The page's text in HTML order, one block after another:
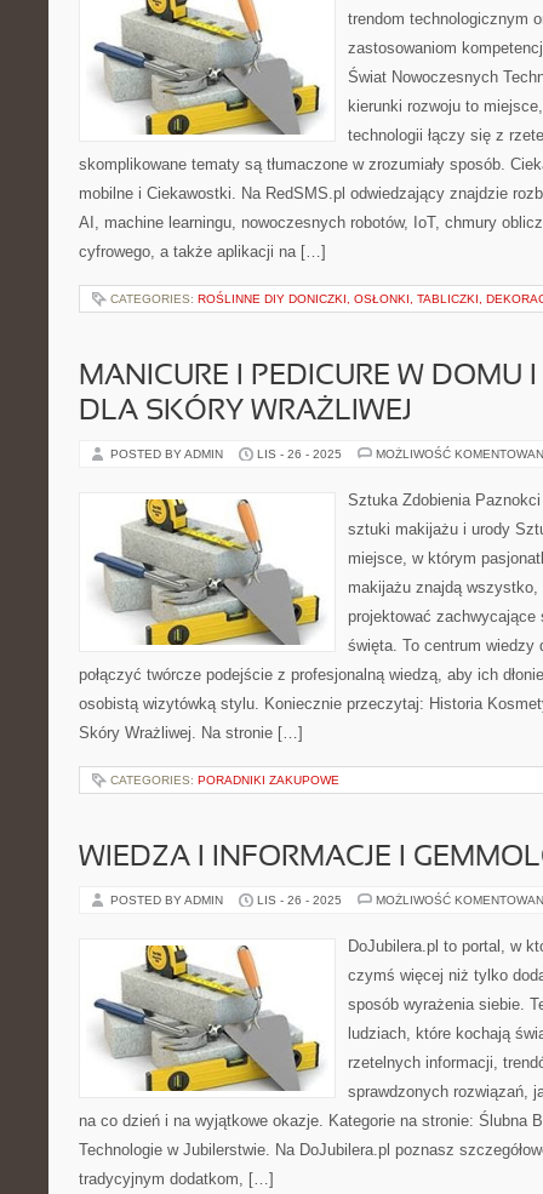
trendom technologicznym
zastosowaniom
Świat Nowoczesnych
kierunki rozwoju to
technologii łączy się z
skomplikowane tematy są tłumaczone w zrozumiały sposób.
mobilne i Ciekawostki. Na RedSMS.pl odwiedzający znajdzie
AI, machine learningu, nowoczesnych robotów, IoT, chmury
cyfrowego, a także aplikacji na […]
CATEGORIES: ROŚLINNE DIY DONICZKI, OSŁONKI, TABLICZKI,
MANICURE I PEDICURE W DOMU
DLA SKÓRY WRAŻLIWEJ
POSTED BY ADMIN LIS - 26 - 2025 MOŻLIWOŚĆ
Sztuka Zdobienia
sztuki makijażu i urody
miejsce, w którym
makijażu znajdą
projektować
święta. To centrum wiedzy
połączyć twórcze podejście z profesjonalną wiedzą, aby ich
osobistą wizytówką stylu. Koniecznie przeczytaj: Historia
Skóry Wrażliwej. Na stronie […]
CATEGORIES: PORADNIKI ZAKUPOWE
WIEDZA I INFORMACJE I
POSTED BY ADMIN LIS - 26 - 2025 MOŻLIWOŚĆ
DoJubilera.pl to portal, w
czymś więcej niż tylko
sposób wyrażenia siebie.
ludziach, które kochają
rzetelnych informacji,
sprawdzonych rozwiązań,
na co dzień i na wyjątkowe okazje. Kategorie na stronie: Ślubna
Technologie w Jubilerstwie. Na DoJubilera.pl poznasz
tradycyjnym dodatkom, […]